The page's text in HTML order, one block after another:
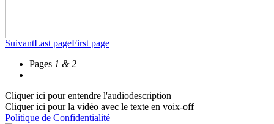
SuivantLast pageFirst page
Pages 1 & 2
Cliquer ici pour entendre l'audiodescription
Cliquer ici pour la vidéo avec le texte en voix-off
Politique de Confidentialité